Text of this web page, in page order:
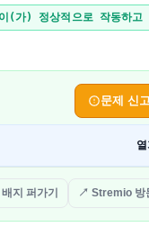
(가) 정상적으로 작동하고
문제 신
지 퍼가기 ↗ Stremio 방